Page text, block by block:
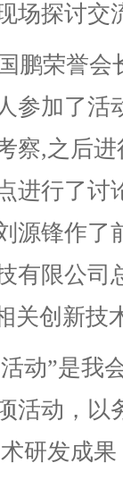
场探讨交
鹏荣誉会
参加了活
察,之后
进行了讨
源锋作了
有限公司
关创新技
动”是我
活动，以
研发成